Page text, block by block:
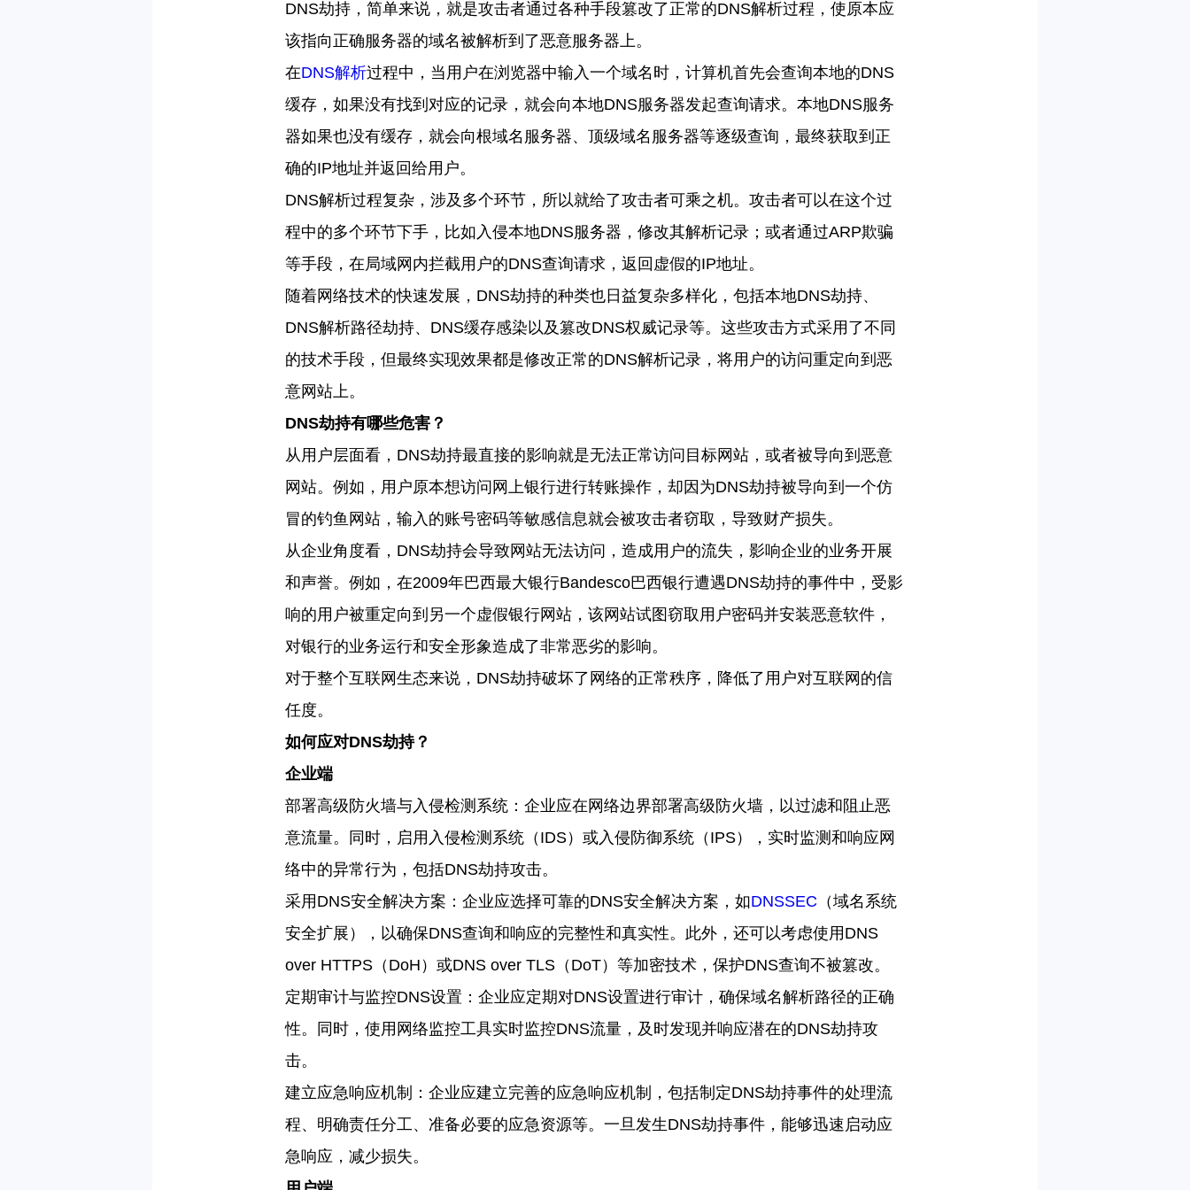
DNS劫持，简单来说，就是攻击者通过各种手段篡改了正常的DNS解析过程，使原本应
该指向正确服务器的域名被解析到了恶意服务器上。
在DNS解析过程中， 当用户在浏览器中输入一个域名时，计算机首先会查询本地的DNS
缓存，如果没有找到对应的记录，就会向本地DNS服务器发起查询请求。本地DNS服务
器如果也没有缓存，就会向根域名服务器、顶级域名服务器等逐级查询，最终获取到正
确的IP地址并返回给用户。
DNS解析过程复杂，涉及多个环节，所以就给了攻击者可乘之机。 攻击者可以在这个过
程中的多个环节下手，比如入侵本地DNS服务器，修改其解析记录；或者通过ARP欺骗
等手段，在局域网内拦截用户的DNS查询请求，返回虚假的IP地址。
随着网络技术的快速发展， DNS劫持的种类也日益复杂多样化， 包括本地DNS劫持、
DNS解析路径劫持、 DNS缓存感染以及篡改DNS权威记录等。 这些攻击方式采用了不同
的技术手段，但最终实现效果都是修改正常的DNS解析记录，将用户的访问重定向到恶
意网站上。
DNS劫持有哪些危害？
从用户层面看， DNS劫持最直接的影响就是无法正常访问目标网站，或者被导向到恶意
网站。例如，用户原本想访问网上银行进行转账操作，却因为DNS劫持被导向到一个仿
冒的钓鱼网站，输入的账号密码等敏感信息就会被攻击者窃取，导致财产损失。
从企业角度看 ， DNS劫持会导致网站无法访问，造成用户的流失，影响企业的业务开展
和声誉。例如，在2009年巴西最大银行Bandesco巴西银行遭遇DNS劫持的事件中，受影
响的用户被重定向到另一个虚假银行网站，该网站试图窃取用户密码并安装恶意软件，
对银行的业务运行和安全形象造成了非常恶劣的影响。
对于整个互联网生态来说， DNS劫持破坏了网络的正常秩序，降低了用户对互联网的信
任度。
如何应对DNS劫持？
企业端
部署高级防火墙与入侵检测系统：企业应在网络边界部署高级防火墙，以过滤和阻止恶
意流量。同时，启用入侵检测系统（ IDS）或入侵防御系统（ IPS），实时监测和响应网
络中的异常行为，包括DNS劫持攻击。
采用 DNS安全解决方案：企业应选择可靠的DNS安全解决方案，如DNSSEC （域名系统
安全扩展），以确保DNS查询和响应的完整性和真实性。此外，还可以考虑使用 DNS
over HTTPS （ DoH ）或DNS over TLS （ DoT）等加密技术，保护DNS查询不被篡改。
定期审计与监控DNS设置：企业应定期对DNS设置进行审计，确保域名解析路径的正确
性。同时，使用网络监控工具实时监控DNS流量，及时发现并响应潜在的DNS劫持攻
击。
建立应急响应机制：企业应建立完善的应急响应机制，包括制定DNS劫持事件的处理流
程、明确责任分工、准备必要的应急资源等。一旦发生DNS劫持事件，能够迅速启动应
急响应，减少损失。